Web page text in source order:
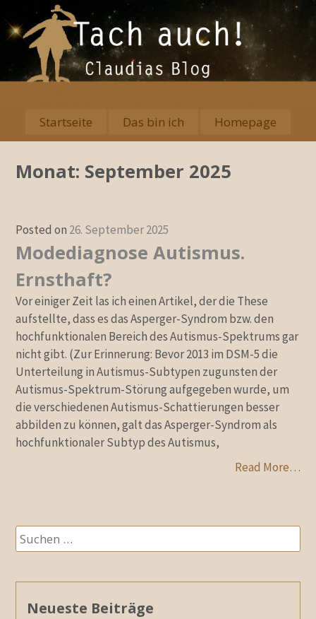
to
content
Primary
Menu
Startseite Das bin ich Homepage
Monat: September 2025
Posted on 26. September 2025
Modediagnose Autismus.
Ernsthaft?
Vor einiger Zeit las ich einen Artikel, der die These
aufstellte, dass es das Asperger-Syndrom bzw. den
hochfunktionalen Bereich des Autismus-Spektrums gar
nicht gibt. (Zur Erinnerung: Bevor 2013 im DSM-5 die
Unterteilung in Autismus-Subtypen zugunsten der
Autismus-Spektrum-Störung aufgegeben wurde, um
die verschiedenen Autismus-Schattierungen besser
abbilden zu können, galt das Asperger-Syndrom als
hochfunktionaler Subtyp des Autismus,
Read More…
Suchen
nach:
Neueste Beiträge